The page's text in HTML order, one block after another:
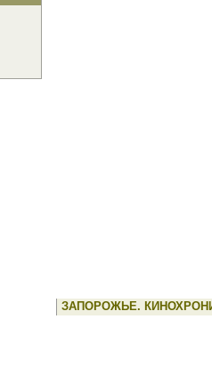
ЗАПОРОЖЬЕ.